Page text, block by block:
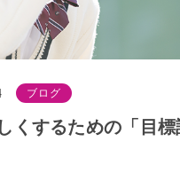
ブログ
くするための「目